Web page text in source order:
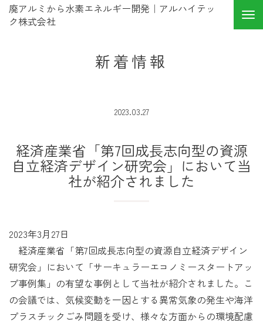
廃アルミから水素エネルギー開発｜アルハイテッ
ク株式会社
新着情報
2023.03.27
経済産業省「第7回成長志向型の資源
自立経済デザイン研究会」において当
社が紹介されました
2023年3月27日
経済産業省「第7回成長志向型の資源自立経済デザイン
研究会」において「サーキュラーエコノミースタートアッ
プ事例集」の有望な事例として当社が紹介されました。こ
の会議では、気候変動を一因とする異常気象の発生や海洋
プラスチックごみ問題を受け、様々な方面からの環境配慮